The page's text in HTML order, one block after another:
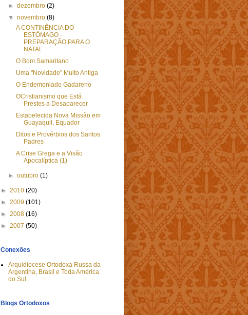
►dezembro(2)
▼novembro(8)
A CONTINÊNCIA DO
ESTÔMAGO -
PREPARAÇÃO PARA O
NATAL
O Bom Samaritano
Uma "Novidade" Muito Antiga
O Endemoniado Gadareno
OCristianismo que Está
Prestes a Desaparecer
Estabelecida Nova Missão em
Guayaquil, Equador
Ditos e Provérbios dos Santos
Padres
A Crise Grega e a Visão
Apocalíptica (1)
►outubro(1)
► 2010 (20)
► 2009 (101)
► 2008 (16)
► 2007 (50)
Conexões
Arquidiocese Ortodoxa Russa da
Argentina, Brasil e Toda América
do Sul
Blogs Ortodoxos